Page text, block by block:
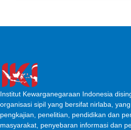
Institut Kewarganegaraan Indonesia
organisasi sipil yang bersifat nirlaba,
pengkajian, penelitian, pendidikan dan
masyarakat, penyebaran informasi dan